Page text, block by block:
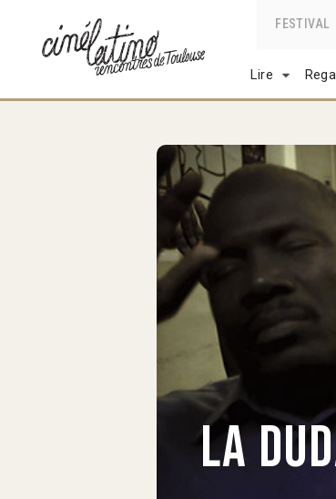
FESTIVAL
Lire
La